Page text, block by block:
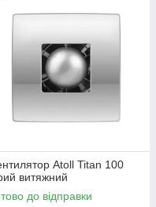
Atoll Titan 100
витяжний
до відправки